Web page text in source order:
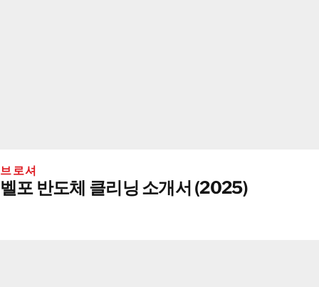
브로셔
벨포 반도체 클리닝 소개서 (2025)